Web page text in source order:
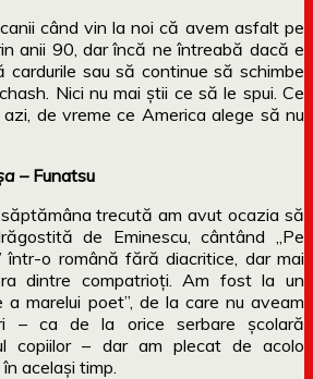
când vin la noi că avem asfalt pe
anii 90, dar încă ne întreabă dacă e
sau să continue să schimbe
Nici nu mai știi ce să le spui. Ce
de vreme ce America alege să nu
–Funatsu
trecută am avut ocazia să
de Eminescu, cântând „Pe
într-o română fără diacritice, dar mai
dintre compatrioți. Am fost la un
a marelui poet”, de la care nu aveam
– ca de la orice serbare școlară
copiilor – dar am plecat de acolo
același timp.